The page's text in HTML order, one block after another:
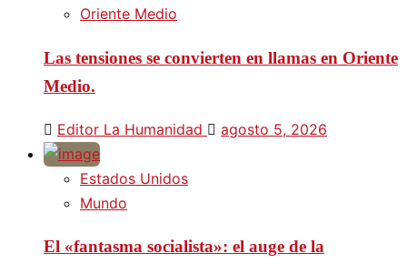
Oriente Medio
Las tensiones se convierten en llamas en Oriente
Medio.
Editor La Humanidad agosto 5, 2026
Estados Unidos
Mundo
El «fantasma socialista»: el auge de la